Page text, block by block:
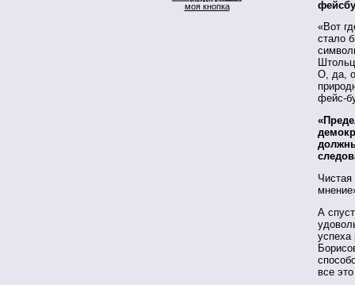
моя кнопка
«Вот
стало
О, да,
фейс-
А
успеха
все